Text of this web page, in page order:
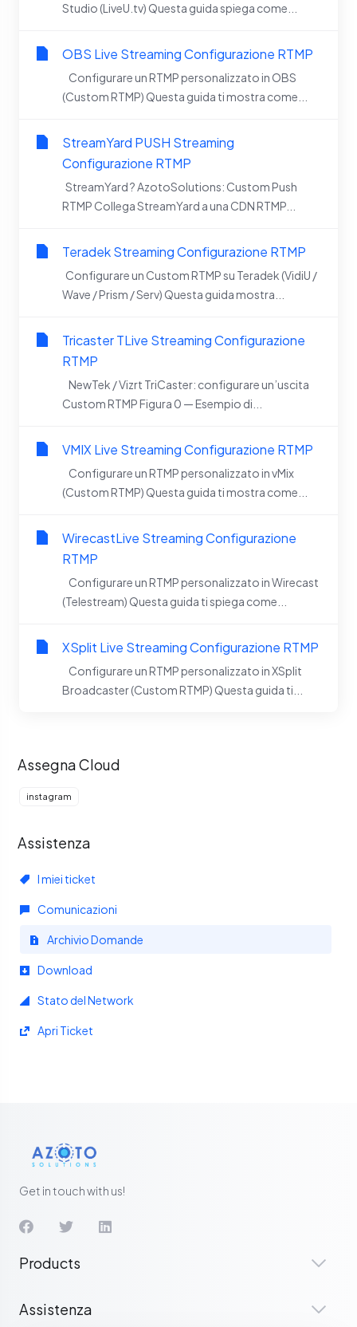
Assegna Cloud
instagram
Assistenza
I miei ticket
Comunicazioni
Archivio Domande
Download
Stato del Network
Apri Ticket
Studio (LiveU.tv) Questa guida spiega come...
OBS Live Streaming Configurazione RTMP
Configurare un RTMP personalizzato in OBS
(Custom RTMP) Questa guida ti mostra come...
StreamYard PUSH Streaming
Configurazione RTMP
StreamYard ? AzotoSolutions: Custom Push
RTMP Collega StreamYard a una CDN RTMP...
Teradek Streaming Configurazione RTMP
Configurare un Custom RTMP su Teradek (VidiU /
Wave / Prism / Serv) Questa guida mostra...
Tricaster TLive Streaming Configurazione
RTMP
NewTek / Vizrt TriCaster: configurare un’uscita
Custom RTMP Figura 0 — Esempio di...
VMIX Live Streaming Configurazione RTMP
Configurare un RTMP personalizzato in vMix
(Custom RTMP) Questa guida ti mostra come...
WirecastLive Streaming Configurazione
RTMP
Configurare un RTMP personalizzato in Wirecast
(Telestream) Questa guida ti spiega come...
XSplit Live Streaming Configurazione RTMP
Configurare un RTMP personalizzato in XSplit
Broadcaster (Custom RTMP) Questa guida ti...
Get in touch with us!
Products
Assistenza